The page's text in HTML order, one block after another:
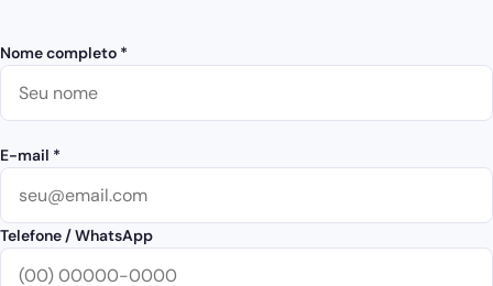
Nome completo *
E-mail *
Telefone / WhatsApp